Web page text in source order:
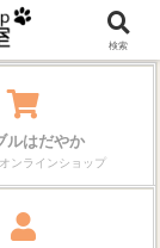
く。
ルはだやか
ンラインショップ
検索